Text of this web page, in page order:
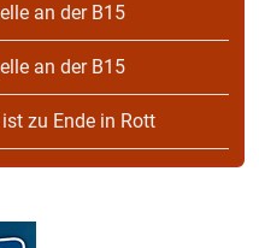
an der B15
an der B15
zu Ende in Rott